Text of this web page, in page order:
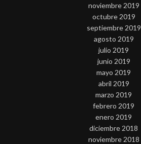
noviembre 2019
octubre 2019
septiembre 2019
agosto 2019
julio 2019
junio 2019
mayo 2019
abril 2019
marzo 2019
febrero 2019
enero 2019
diciembre 2018
noviembre 2018